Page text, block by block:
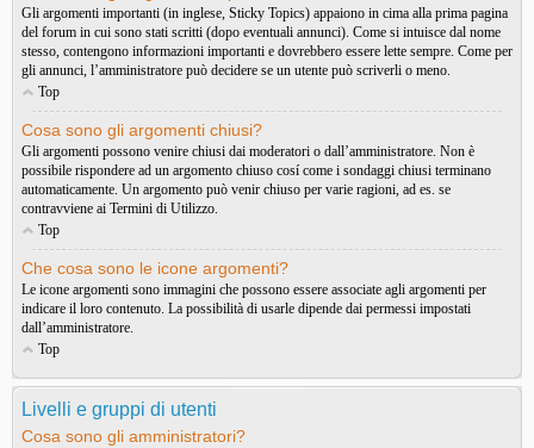
Gli argomenti importanti (in inglese, Sticky Topics) appaiono in cima alla prima pagina
del forum in cui sono stati scritti (dopo eventuali annunci). Come si intuisce dal nome
stesso, contengono informazioni importanti e dovrebbero essere lette sempre. Come per
gli annunci, l’amministratore può decidere se un utente può scriverli o meno.
Top
Cosa sono gli argomenti chiusi?
Gli argomenti possono venire chiusi dai moderatori o dall’amministratore. Non è
possibile rispondere ad un argomento chiuso cosí come i sondaggi chiusi terminano
automaticamente. Un argomento può venir chiuso per varie ragioni, ad es. se
contravviene ai Termini di Utilizzo.
Top
Che cosa sono le icone argomenti?
Le icone argomenti sono immagini che possono essere associate agli argomenti per
indicare il loro contenuto. La possibilità di usarle dipende dai permessi impostati
dall’amministratore.
Top
Livelli e gruppi di utenti
Cosa sono gli amministratori?